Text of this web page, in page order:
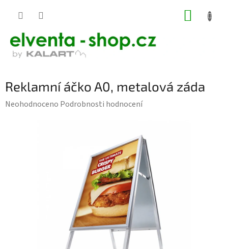
Reklamní áčko A0, metalová záda
Průměrné
Neohodnoceno Podrobnosti hodnocení